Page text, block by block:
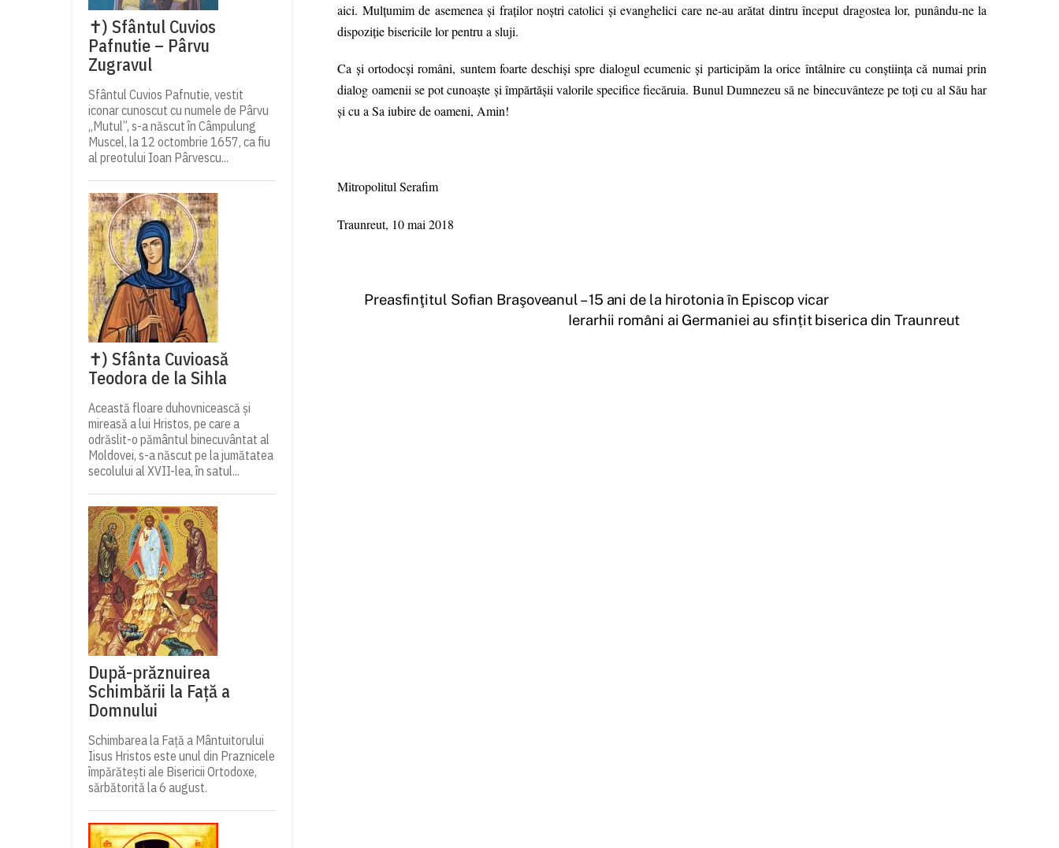
aici. Mulţumim de asemenea şi fraţilor noştri catolici şi evanghelici care ne-au arătat dintru început dragostea lor, punându-ne la
dispoziţie bisericile lor pentru a sluji.
Ca şi ortodocşi români, suntem foarte deschişi spre dialogul ecumenic şi participăm la orice întâlnire cu conştiinţa că numai prin
dialog oamenii se pot cunoaşte şi împărtăşii valorile specifice fiecăruia. Bunul Dumnezeu să ne binecuvânteze pe toţi cu al Său har
şi cu a Sa iubire de oameni, Amin!
Mitropolitul Serafim
Traunreut, 10 mai 2018
Preasfinţitul Sofian Braşoveanul – 15 ani de la hirotonia în Episcop vicar
Ierarhii români ai Germaniei au sfințit biserica din Traunreut
✝) Sfântul Cuvios
Pafnutie – Pârvu
Zugravul
Sfântul Cuvios Pafnutie, vestit
iconar cunoscut cu numele de Pârvu
„Mutul”, s-a născut în Câmpulung
Muscel, la 12 octombrie 1657, ca fiu
al preotului Ioan Pârvescu...
✝) Sfânta Cuvioasă
Teodora de la Sihla
Această floare duhovnicească și
mireasă a lui Hristos, pe care a
odrăslit-o pământul binecuvântat al
Moldovei, s-a născut pe la jumătatea
secolului al XVII-lea, în satul...
După-prăznuirea
Schimbării la Față a
Domnului
Schimbarea la Față a Mântuitorului
Iisus Hristos este unul din Praznicele
împărătești ale Bisericii Ortodoxe,
sărbătorită la 6 august.